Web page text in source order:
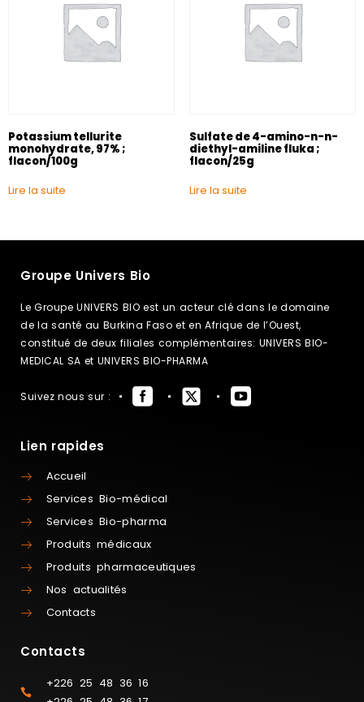
Potassium tellurite
monohydrate, 97% ;
flacon/100g
Lire la suite
Sulfate de 4-amino-n-n-
diethyl-amiline fluka ;
flacon/25g
Lire la suite
Groupe Univers Bio
Le Groupe UNIVERS BIO est un acteur clé dans le domaine
de la santé au Burkina Faso et en Afrique de l’Ouest,
constitué de deux filiales complémentaires: UNIVERS BIO-
MEDICAL SA et UNIVERS BIO-PHARMA
Suivez nous sur :
Lien rapides
Accueil
Services Bio-médical
Services Bio-pharma
Produits médicaux
Produits pharmaceutiques
Nos actualités
Contacts
Contacts
+226 25 48 36 16